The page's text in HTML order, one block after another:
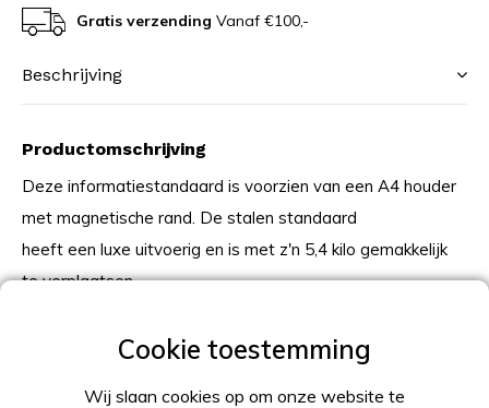
Gratis verzending Vanaf €100,-
Beschrijving
Productomschrijving
Deze informatiestandaard is voorzien van een A4 houder
met magnetische rand. De stalen standaard
heeft een luxe uitvoerig en is met z'n 5,4 kilo gemakkelijk
te verplaatsen.
Leverbaar in vele soorten RAL-kleur
Deze luxe informatiestandaard wordt standaard geleverd
Wij slaan cookies op om onze website te